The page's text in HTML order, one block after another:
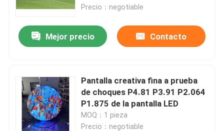
Precio：negotiable
Mejor precio Contacto
Pantalla creativa fina a prueba
de choques P4.81 P3.91 P2.064
P1.875 de la pantalla LED
MOQ：1 pieza
Precio：negotiable